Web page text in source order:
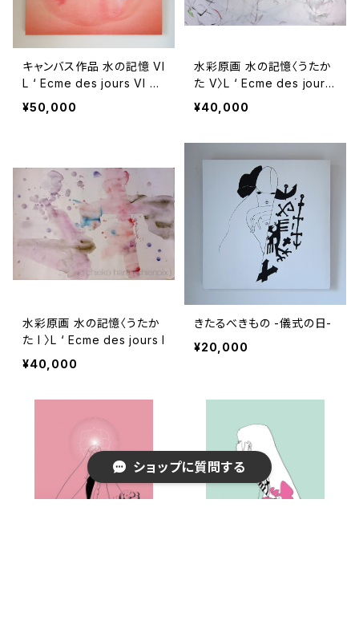
キャンバス作品 水の記憶 VI
L ‘ Ecme des jours VI <
ovum>
¥50,000
水彩原画 水の記憶〈うたか
た V〉L ‘ Ecme des jours
V
¥40,000
水彩原画 水の記憶〈うたか
た I 〉L ‘ Ecme des jours I
¥40,000
きたるべきもの -儀式の日-
¥20,000
ショップに質問する